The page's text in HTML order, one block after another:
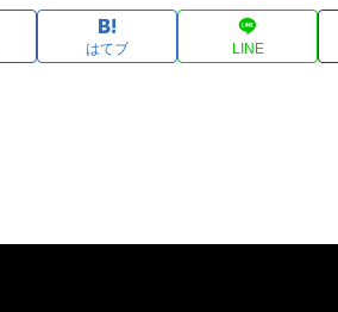
はてブ LINE